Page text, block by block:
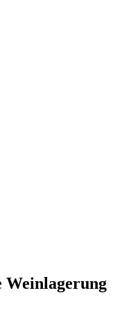
Weinlagerung